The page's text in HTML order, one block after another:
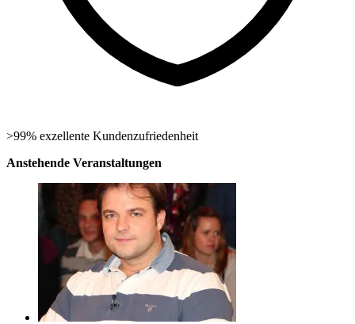
>99% exzellente Kundenzufriedenheit
Anstehende Veranstaltungen